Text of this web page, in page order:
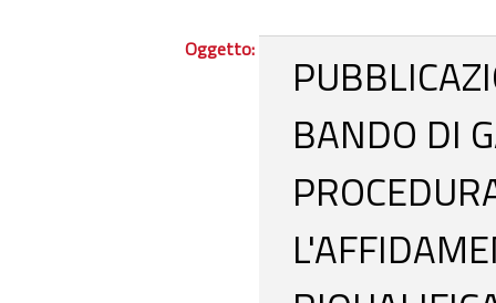
Oggetto:
BANDO DI